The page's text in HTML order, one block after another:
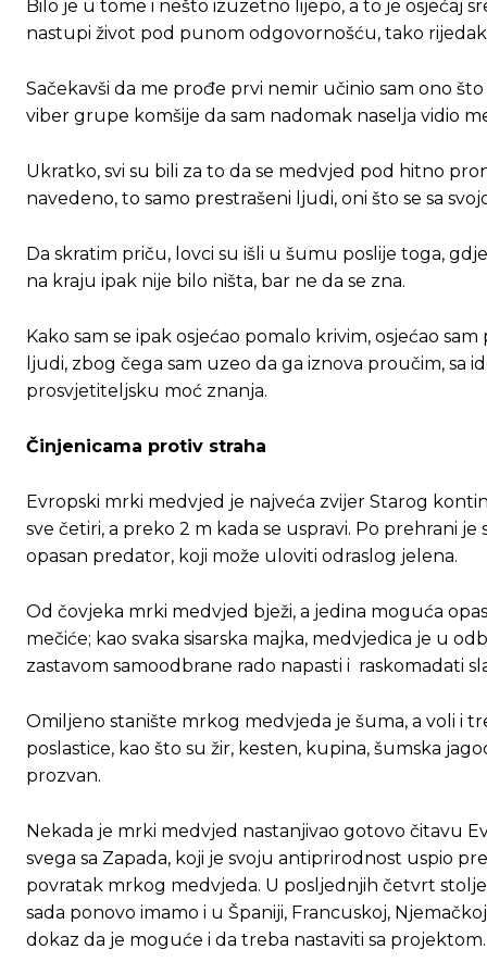
Bilo je u tome i nešto izuzetno lijepo, a to je osjećaj
nastupi život pod punom odgovornošću, tako rijedak
Sačekavši da me prođe prvi nemir učinio sam ono
viber grupe komšije da sam nadomak naselja vidio
Ukratko, svi su bili za to da se medvjed pod hitno
navedeno, to samo prestrašeni ljudi, oni što se sa
Da skratim priču, lovci su išli u šumu poslije toga,
na kraju ipak nije bilo ništa, bar ne da se zna.
Kako sam se ipak osjećao pomalo krivim, osjećao
ljudi, zbog čega sam uzeo da ga iznova proučim,
prosvjetiteljsku moć znanja.
Činjenicama protiv straha
Evropski mrki medvjed je najveća zvijer Starog
sve četiri, a preko 2 m kada se uspravi. Po prehrani
opasan predator, koji može uloviti odraslog jelena.
Od čovjeka mrki medvjed bježi, a jedina moguća
mečiće; kao svaka sisarska majka, medvjedica je u
zastavom samoodbrane rado napasti i raskomadati
Omiljeno stanište mrkog medvjeda je šuma, a voli i
poslastice, kao što su žir, kesten, kupina, šumska
prozvan.
Nekada je mrki medvjed nastanjivao gotovo čitavu
svega sa Zapada, koji je svoju antiprirodnost uspio
povratak mrkog medvjeda. U posljednjih četvrt
sada ponovo imamo i u Španiji, Francuskoj,
dokaz da je moguće i da treba nastaviti sa projektom.